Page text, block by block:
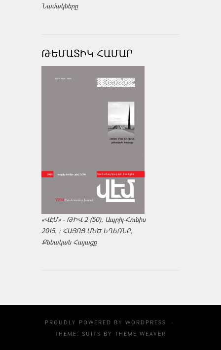
Նամակները
ԹԵՄԱՏԻԿ ՀԱՄԱՐ
«ՎԷՄ» - ԹԻՎ 2 (50), Ապրիլ-Հունիս
2015. : ՀԱՅՈՑ ՄԵԾ ԵՂԵՌՆԸ,
Քննական Հայացք
PROUDLY POWERED BY WORDPRESS
·
THEME: SUITS BY THEME WEAVER